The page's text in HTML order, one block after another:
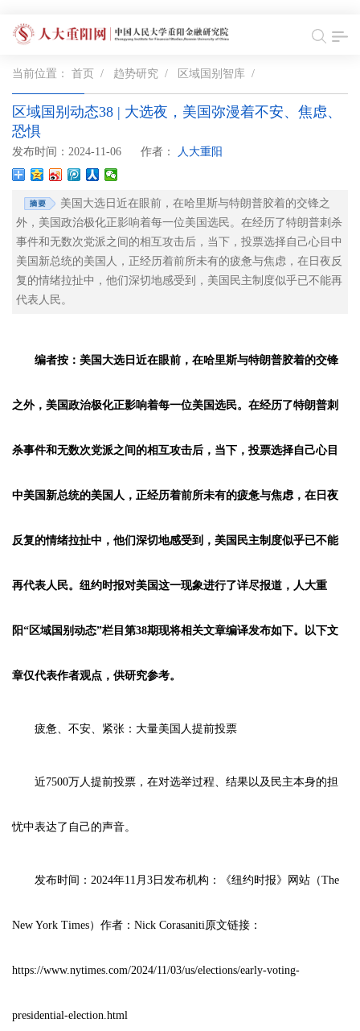
当前位置： 首页 / 趋势研究 / 区域国别智库 /
区域国别动态38 | 大选夜，美国弥漫着不安、焦虑、
恐惧
发布时间：2024-11-06 作者： 人大重阳
美国大选日近在眼前，在哈里斯与特朗普胶着的交锋之
外，美国政治极化正影响着每一位美国选民。在经历了特朗普刺杀
事件和无数次党派之间的相互攻击后，当下，投票选择自己心目中
美国新总统的美国人，正经历着前所未有的疲惫与焦虑，在日夜反
复的情绪拉扯中，他们深切地感受到，美国民主制度似乎已不能再
代表人民。
编者按：美国大选日近在眼前，在哈里斯与特朗普胶着的交锋
之外，美国政治极化正影响着每一位美国选民。在经历了特朗普刺
杀事件和无数次党派之间的相互攻击后，当下，投票选择自己心目
中美国新总统的美国人，正经历着前所未有的疲惫与焦虑，在日夜
反复的情绪拉扯中，他们深切地感受到，美国民主制度似乎已不能
再代表人民。纽约时报对美国这一现象进行了详尽报道，人大重
阳“区域国别动态”栏目第38期现将相关文章编译发布如下。以下文
章仅代表作者观点，供研究参考。
疲惫、不安、紧张：大量美国人提前投票
近7500万人提前投票，在对选举过程、结果以及民主本身的担
忧中表达了自己的声音。
发布时间：2024年11月3日发布机构：《纽约时报》网站（The
New York Times）作者：Nick Corasaniti原文链接：
https://www.nytimes.com/2024/11/03/us/elections/early-voting-
presidential-election.html